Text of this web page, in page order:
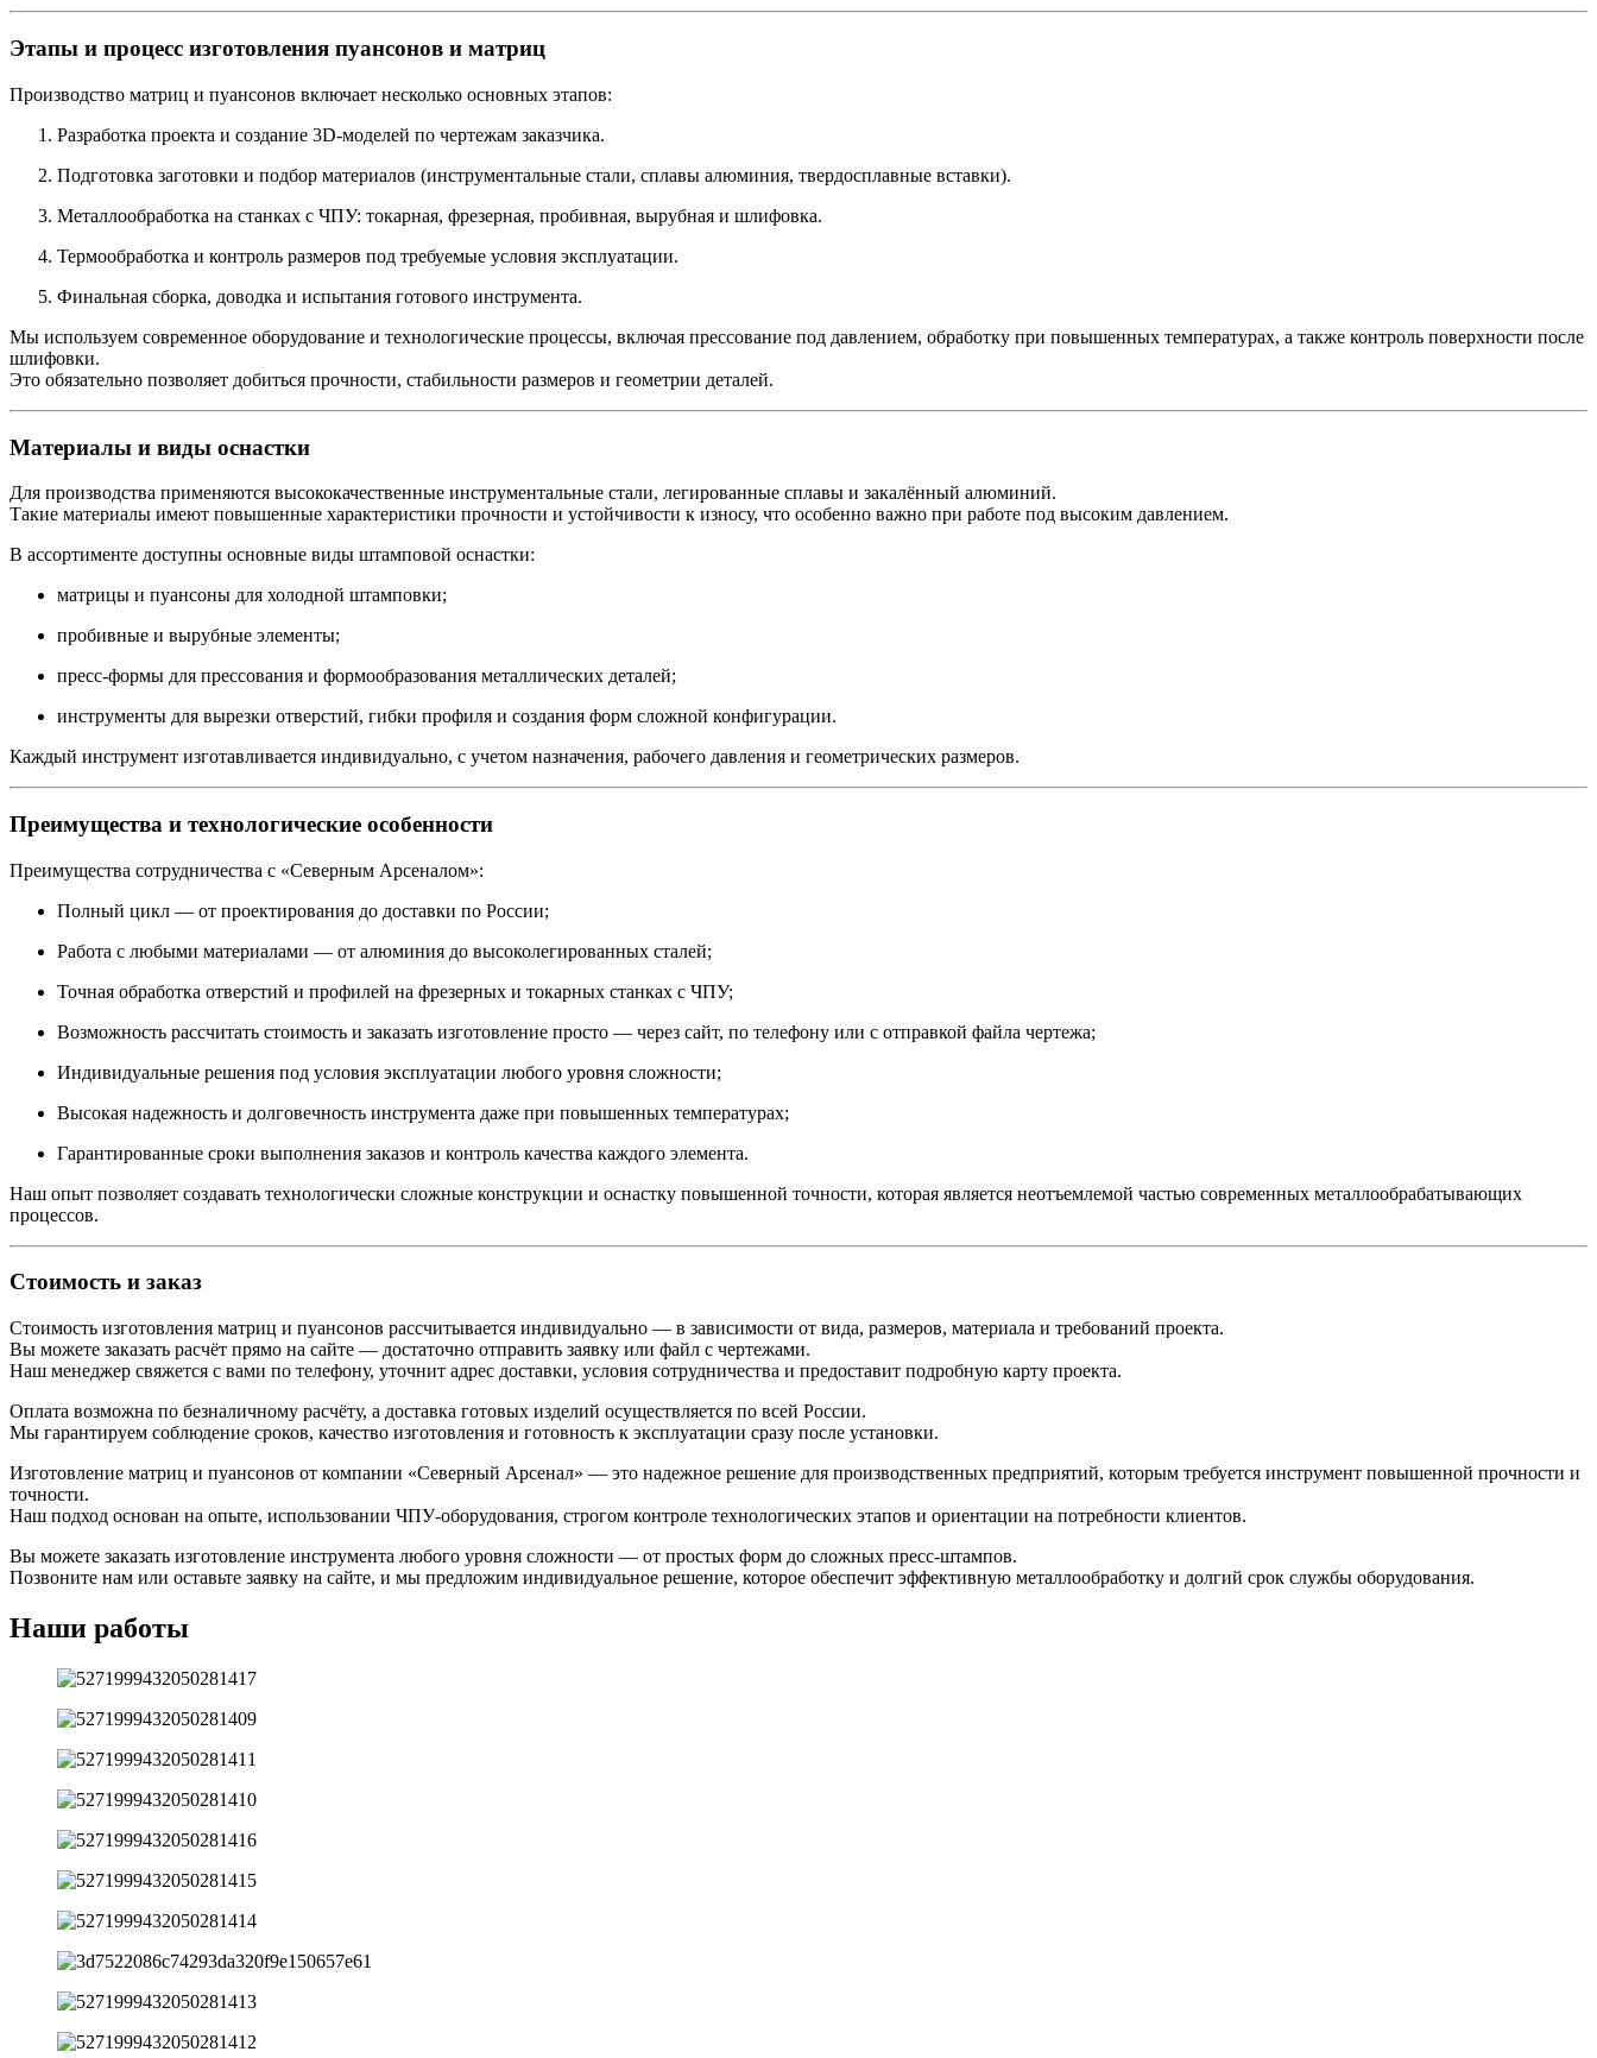
Этапы и процесс изготовления пуансонов и матриц
Производство матриц и пуансонов включает несколько основных этапов:
Разработка проекта и создание 3D-моделей по чертежам заказчика.
Подготовка заготовки и подбор материалов (инструментальные стали, сплавы алюминия, твердосплавные вставки).
Металлообработка на станках с ЧПУ: токарная, фрезерная, пробивная, вырубная и шлифовка.
Термообработка и контроль размеров под требуемые условия эксплуатации.
Финальная сборка, доводка и испытания готового инструмента.
Мы используем современное оборудование и технологические процессы, включая прессование под давлением, обработку при повышенных температурах, а также контроль поверхности после
шлифовки.
Это обязательно позволяет добиться прочности, стабильности размеров и геометрии деталей.
Материалы и виды оснастки
Для производства применяются высококачественные инструментальные стали, легированные сплавы и закалённый алюминий.
Такие материалы имеют повышенные характеристики прочности и устойчивости к износу, что особенно важно при работе под высоким давлением.
В ассортименте доступны основные виды штамповой оснастки:
матрицы и пуансоны для холодной штамповки;
пробивные и вырубные элементы;
пресс-формы для прессования и формообразования металлических деталей;
инструменты для вырезки отверстий, гибки профиля и создания форм сложной конфигурации.
Каждый инструмент изготавливается индивидуально, с учетом назначения, рабочего давления и геометрических размеров.
Преимущества и технологические особенности
Преимущества сотрудничества с «Северным Арсеналом»:
Полный цикл — от проектирования до доставки по России;
Работа с любыми материалами — от алюминия до высоколегированных сталей;
Точная обработка отверстий и профилей на фрезерных и токарных станках с ЧПУ;
Возможность рассчитать стоимость и заказать изготовление просто — через сайт, по телефону или с отправкой файла чертежа;
Индивидуальные решения под условия эксплуатации любого уровня сложности;
Высокая надежность и долговечность инструмента даже при повышенных температурах;
Гарантированные сроки выполнения заказов и контроль качества каждого элемента.
Наш опыт позволяет создавать технологически сложные конструкции и оснастку повышенной точности, которая является неотъемлемой частью современных металлообрабатывающих
процессов.
Стоимость и заказ
Стоимость изготовления матриц и пуансонов рассчитывается индивидуально — в зависимости от вида, размеров, материала и требований проекта.
Вы можете заказать расчёт прямо на сайте — достаточно отправить заявку или файл с чертежами.
Наш менеджер свяжется с вами по телефону, уточнит адрес доставки, условия сотрудничества и предоставит подробную карту проекта.
Оплата возможна по безналичному расчёту, а доставка готовых изделий осуществляется по всей России.
Мы гарантируем соблюдение сроков, качество изготовления и готовность к эксплуатации сразу после установки.
Изготовление матриц и пуансонов от компании «Северный Арсенал» — это надежное решение для производственных предприятий, которым требуется инструмент повышенной прочности и
точности.
Наш подход основан на опыте, использовании ЧПУ-оборудования, строгом контроле технологических этапов и ориентации на потребности клиентов.
Вы можете заказать изготовление инструмента любого уровня сложности — от простых форм до сложных пресс-штампов.
Позвоните нам или оставьте заявку на сайте, и мы предложим индивидуальное решение, которое обеспечит эффективную металлообработку и долгий срок службы оборудования.
Наши работы